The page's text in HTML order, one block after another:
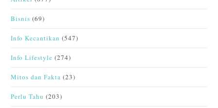
Bisnis (69)
Info Kecantikan (547)
Info Lifestyle (274)
Mitos dan Fakta (23)
Perlu Tahu (203)